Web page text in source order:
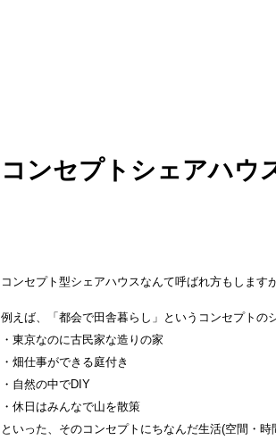
コンセプトシェアハウ
コンセプト型シェアハウスなんて呼ばれ方もします
例えば、「都会で田舎暮らし」というコンセプトの
・東京なのに古民家な造りの家
・畑仕事ができる庭付き
・自然の中でDIY
・休日はみんなで山を散策
といった、そのコンセプトにちなんだ生活(空間・時